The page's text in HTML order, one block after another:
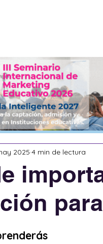
2025 4 min de lectura